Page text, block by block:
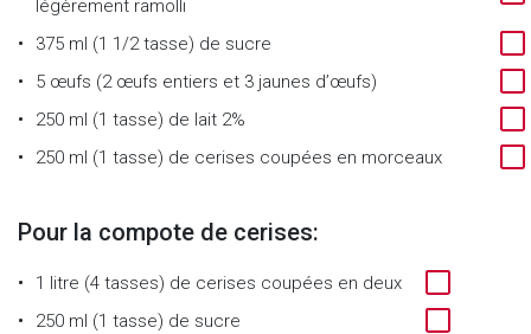
légèrement ramolli
375 ml (1 1/2 tasse) de sucre
5 œufs (2 œufs entiers et 3 jaunes d’œufs)
250 ml (1 tasse) de lait 2%
250 ml (1 tasse) de cerises coupées en morceaux
Pour la compote de cerises:
1 litre (4 tasses) de cerises coupées en deux
250 ml (1 tasse) de sucre